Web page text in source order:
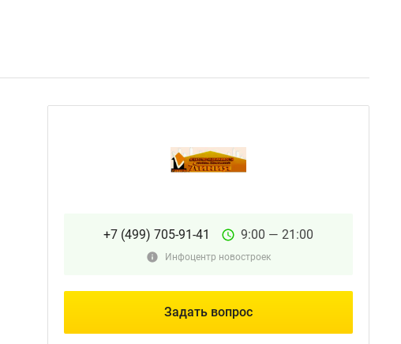
+7 (499) 705-91-41 9:00 — 21:00
Инфоцентр новостроек
Задать вопрос